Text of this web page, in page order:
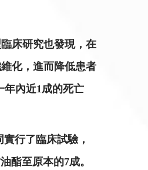
床研究也發現，在
化，進而降低患者
年內近1成的死亡
行了臨床試驗，
酯至原本的7成。